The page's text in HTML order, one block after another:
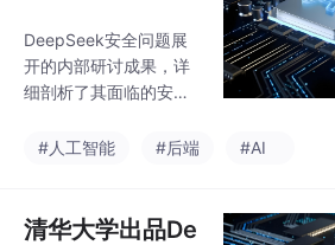
eek的十个安全
问题
DeepSeek安全问题展
开的内部研讨成果，详
细剖析了其面临的安全
#人工智能
#后端 #AI
清华大学出品De